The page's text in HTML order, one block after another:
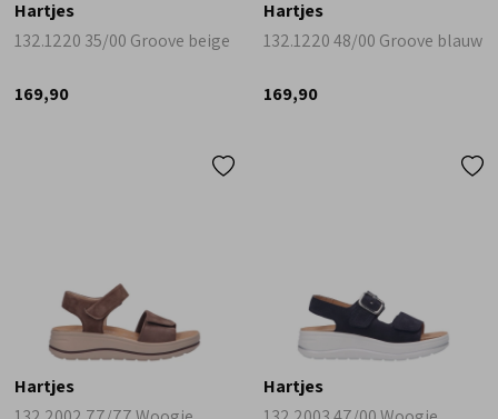
Hartjes
132.1220 35/00 Groove beige
169,90
Hartjes
132.1220 48/00 Groove blauw
169,90
Hartjes
Hartjes